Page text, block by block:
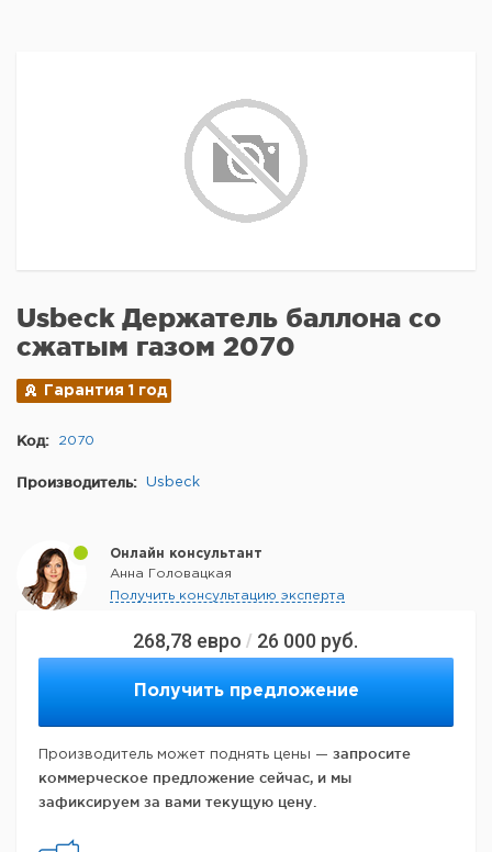
268,78 евро / 26 000 руб.
Получить предложение
Производитель может поднять цены — запросите
коммерческое предложение сейчас, и мы
зафиксируем за вами текущую цену.
Usbeck Держатель баллона со
сжатым газом 2070
Гарантия 1 год
Код: 2070
Производитель: Usbeck
Онлайн консультант
Анна Головацкая
Получить консультацию эксперта